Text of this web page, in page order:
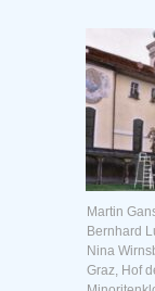
Martin
Bernhard
Nina
Graz, Hof